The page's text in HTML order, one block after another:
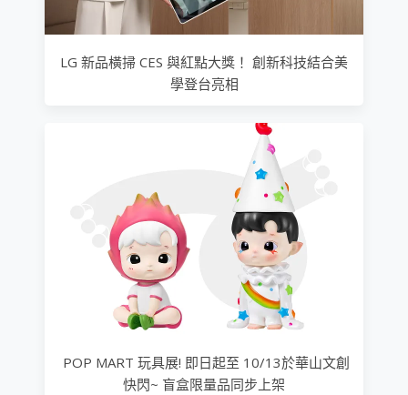
LG 新品橫掃 CES 與紅點大獎！ 創新科技結合美
學登台亮相
POP MART 玩具展! 即日起至 10/13於華山文創
快閃~ 盲盒限量品同步上架